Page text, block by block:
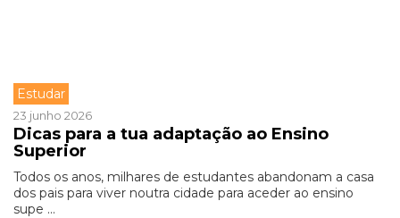
Estudar
23 junho 2026
Dicas para a tua adaptação ao Ensino
Superior
Todos os anos, milhares de estudantes abandonam a casa
dos pais para viver noutra cidade para aceder ao ensino
supe ...